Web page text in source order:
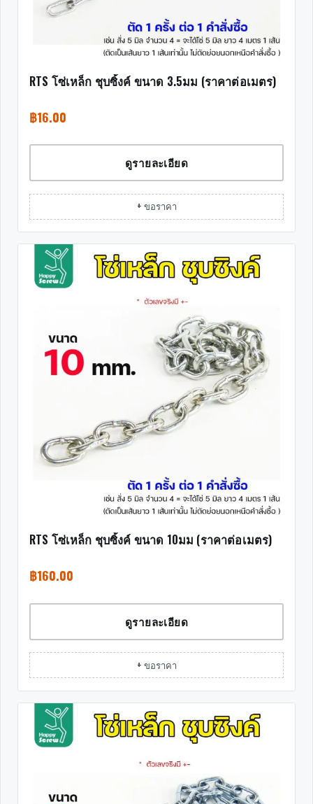
RTS โซ่เหล็ก ชุบซิ้งค์ ขนาด 3.5มม (ราคาต่อเมตร)
฿16.00
ดูรายละเอียด
+ ขอราคา
RTS โซ่เหล็ก ชุบซิ้งค์ ขนาด 10มม (ราคาต่อเมตร)
฿160.00
ดูรายละเอียด
+ ขอราคา